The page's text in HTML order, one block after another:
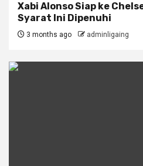
Xabi Alonso Siap ke
Syarat Ini Dipenuhi
3 months ago adminligaing